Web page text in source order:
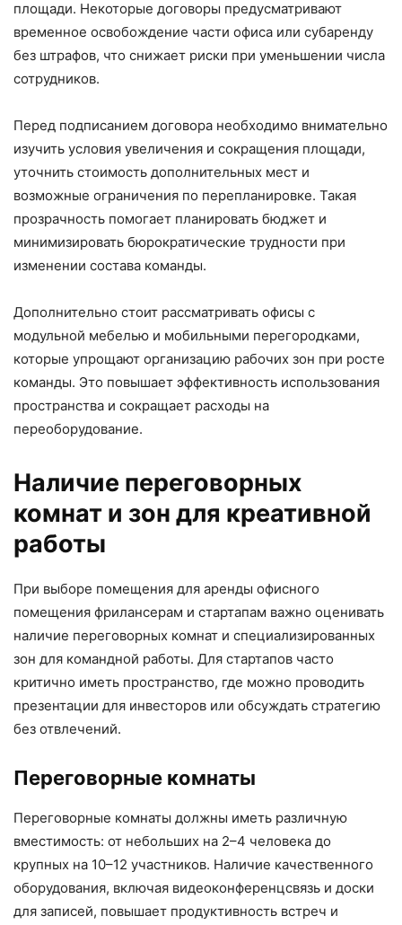
площади. Некоторые договоры предусматривают
временное освобождение части офиса или субаренду
без штрафов, что снижает риски при уменьшении числа
сотрудников.
Перед подписанием договора необходимо внимательно
изучить условия увеличения и сокращения площади,
уточнить стоимость дополнительных мест и
возможные ограничения по перепланировке. Такая
прозрачность помогает планировать бюджет и
минимизировать бюрократические трудности при
изменении состава команды.
Дополнительно стоит рассматривать офисы с
модульной мебелью и мобильными перегородками,
которые упрощают организацию рабочих зон при росте
команды. Это повышает эффективность использования
пространства и сокращает расходы на
переоборудование.
Наличие переговорных
комнат и зон для креативной
работы
При выборе помещения для аренды офисного
помещения фрилансерам и стартапам важно оценивать
наличие переговорных комнат и специализированных
зон для командной работы. Для стартапов часто
критично иметь пространство, где можно проводить
презентации для инвесторов или обсуждать стратегию
без отвлечений.
Переговорные комнаты
Переговорные комнаты должны иметь различную
вместимость: от небольших на 2–4 человека до
крупных на 10–12 участников. Наличие качественного
оборудования, включая видеоконференцсвязь и доски
для записей, повышает продуктивность встреч и